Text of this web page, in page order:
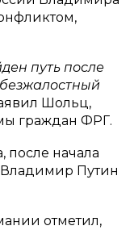
путь после
безжалостный
Шольц,
граждан ФРГ.
после начала
Путин
отметил,